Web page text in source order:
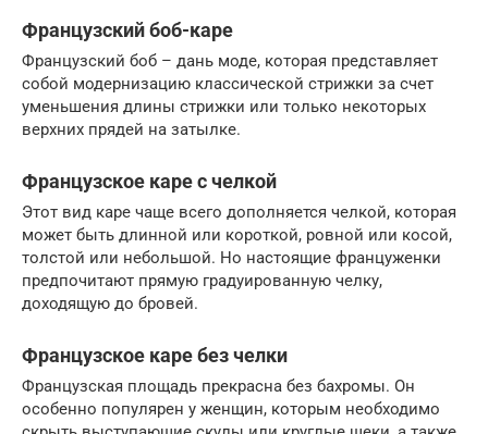
Французский боб-каре
Французский боб – дань моде, которая представляет
собой модернизацию классической стрижки за счет
уменьшения длины стрижки или только некоторых
верхних прядей на затылке.
Французское каре с челкой
Этот вид каре чаще всего дополняется челкой, которая
может быть длинной или короткой, ровной или косой,
толстой или небольшой. Но настоящие француженки
предпочитают прямую градуированную челку,
доходящую до бровей.
Французское каре без челки
Французская площадь прекрасна без бахромы. Он
особенно популярен у женщин, которым необходимо